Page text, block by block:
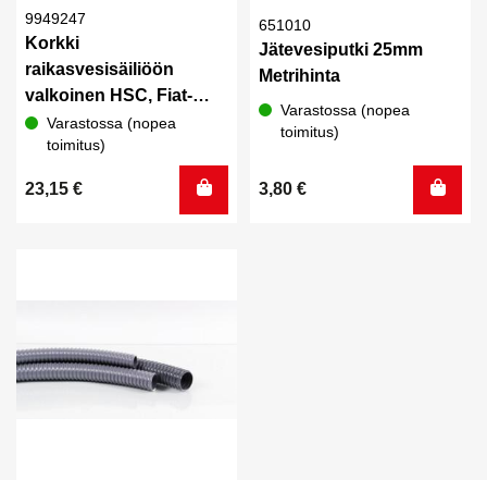
9949247
Korkki
raikasvesisäiliöön
valkoinen HSC, Fiat-
valkoinen
Varastossa (nopea
toimitus)
23,15 €
651010
Jätevesiputki 25mm
Metrihinta
Varastossa (nopea
toimitus)
3,80 €